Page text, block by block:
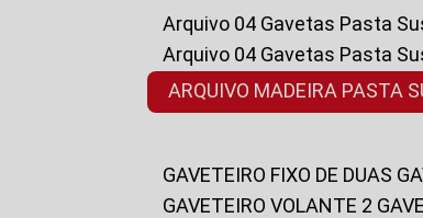
Arquivo 04 Gavetas Pasta
Arquivo 04 Gavetas Pasta
ARQUIVO MADEIRA PASTA
GAVETEIRO FIXO DE DUAS
GAVETEIRO VOLANTE 2